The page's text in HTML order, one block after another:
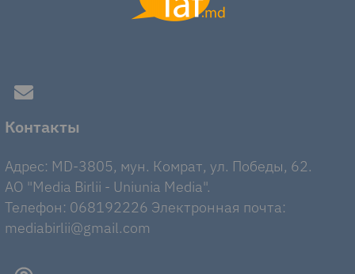
Контакты
Адрес: MD-3805, мун. Комрат, ул. Победы, 62.
AO "Media Birlii - Uniunia Media".
Телефон: 068192226 Электронная почта:
mediabirlii@gmail.com